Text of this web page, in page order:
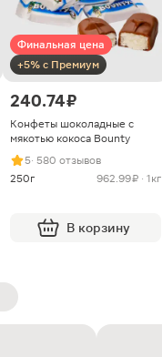
Финальная цена
+5% с Премиум
240.74 ₽
Конфеты шоколадные с
мякотью кокоса Bounty
5· 580 отзывов
250г
962.99 ₽ · 1кг
В корзину